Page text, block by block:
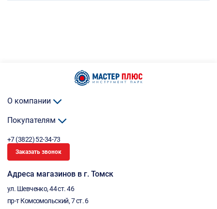
О компании
Покупателям
+7 (3822) 52-34-73
Заказать звонок
Адреса магазинов в г. Томск
ул. Шевченко, 44 ст. 46
пр-т Комсомольский, 7 ст. 6